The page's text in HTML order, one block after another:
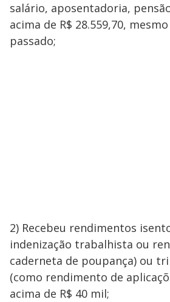
salário, aposentadoria,
acima de R$ 28.559,70,
passado;
2) Recebeu rendimentos
indenização trabalhista ou
caderneta de poupança) ou
(como rendimento de
acima de R$ 40 mil;